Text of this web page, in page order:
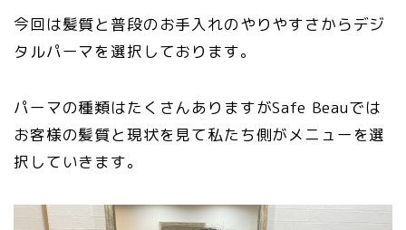
今回は髪質と普段のお手入れのやりやすさからデジ
タルパーマを選択しております。
パーマの種類はたくさんありますがSafe Beauでは
お客様の髪質と現状を見て私たち側がメニューを選
択していきます。